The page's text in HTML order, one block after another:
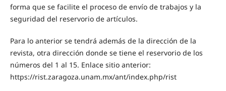
forma que se facilite el proceso de envío de trabajos y la
seguridad del reservorio de artículos.
Para lo anterior se tendrá además de la dirección de la
revista, otra dirección donde se tiene el reservorio de los
números del 1 al 15. Enlace sitio anterior:
https://rist.zaragoza.unam.mx/ant/index.php/rist